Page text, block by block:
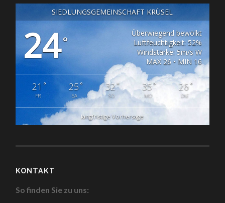
SIEDLUNGSGEMEINSCHAFT KRÜSEL
24°
Überwiegend bewölkt
Luftfeuchtigkeit: 52%
Windstärke: 5m/s W
MAX 26 • MIN 16
21 °
FR
25°
SA
32°
SO
35°
MO
26°
DIE
langfristige Vorhersage
KONTAKT
So finden Sie zu uns: